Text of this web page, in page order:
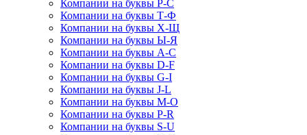
Компании на буквы Р-С
Компании на буквы Т-Ф
Компании на буквы Х-Щ
Компании на буквы Ы-Я
Компании на буквы A-C
Компании на буквы D-F
Компании на буквы G-I
Компании на буквы J-L
Компании на буквы M-O
Компании на буквы P-R
Компании на буквы S-U